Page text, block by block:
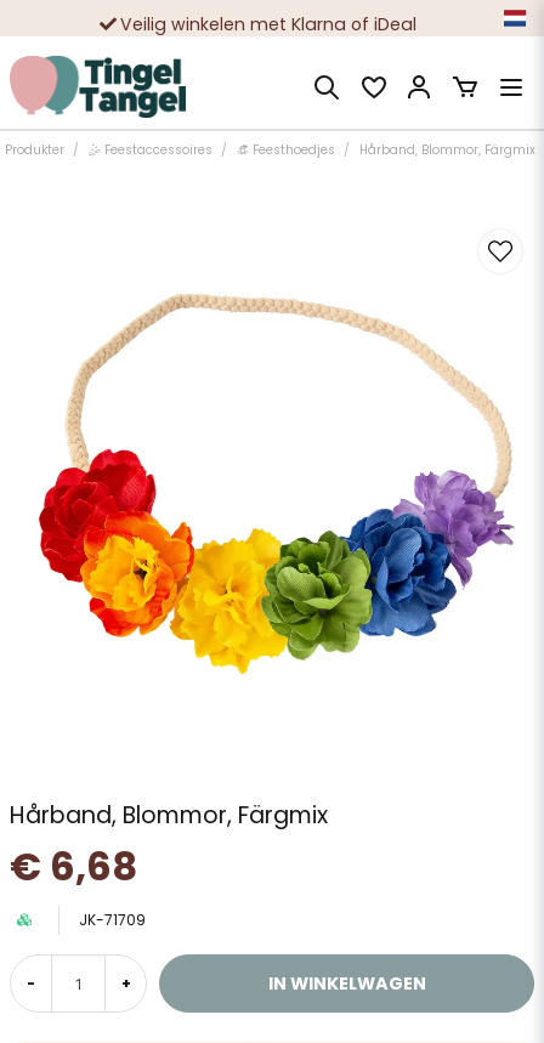
Veilig winkelen met Klarna of iDeal
Tienduizenden tevreden klanten
Produkter 🤹 Feestaccessoires 👒 Feesthoedjes Hårband, Blommor, Färgmix
Hårband, Blommor, Färgmix
€ 6,68
JK-71709
- + IN WINKELWAGEN